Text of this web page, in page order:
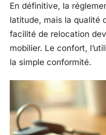
En définitive, la
latitude, mais la qualité
facilité de relocation
mobilier. Le confort,
la simple conformité.